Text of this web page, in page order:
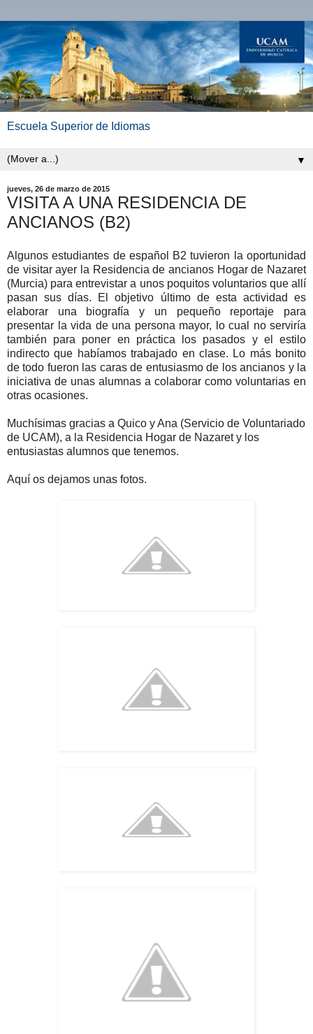
Escuela Superior de Idiomas
▼
jueves, 26 de marzo de 2015
VISITA A UNA RESIDENCIA DE
ANCIANOS (B2)
Algunos estudiantes de español B2 tuvieron la oportunidad
de visitar ayer la Residencia de ancianos Hogar de Nazaret
(Murcia) para entrevistar a unos poquitos voluntarios que allí
pasan sus días. El objetivo último de esta actividad es
elaborar una biografía y un pequeño reportaje para
presentar la vida de una persona mayor, lo cual no serviría
también para poner en práctica los pasados y el estilo
indirecto que habíamos trabajado en clase. Lo más bonito
de todo fueron las caras de entusiasmo de los ancianos y la
iniciativa de unas alumnas a colaborar como voluntarias en
otras ocasiones.
Muchísimas gracias a Quico y Ana (Servicio de Voluntariado
de UCAM), a la Residencia Hogar de Nazaret y los
entusiastas alumnos que tenemos.
Aquí os dejamos unas fotos.